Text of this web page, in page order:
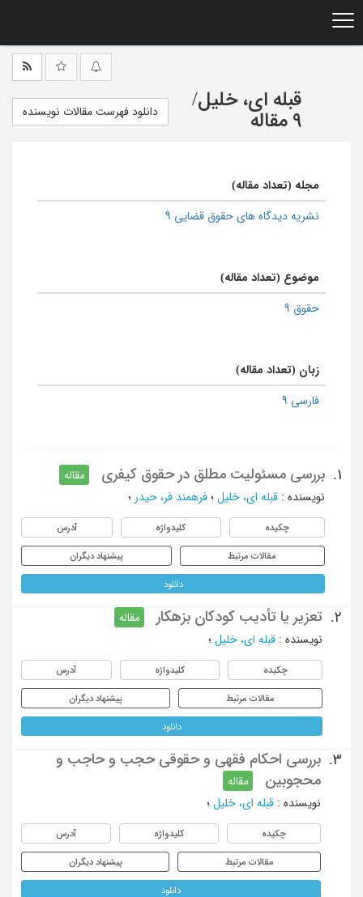
قبله ای، خلیل/
9 مقاله
دانلود فهرست مقالات نویسنده
مجله (تعداد مقاله)
نشریه دیدگاه های حقوق قضایی 9
موضوع (تعداد مقاله)
حقوق 9
زبان (تعداد مقاله)
فارسی 9
1. بررسی مسئولیت مطلق در حقوق کیفری
مقاله
نویسنده : قبله ای، خلیل ؛ فرهمند فر، حیدر ؛
چکیده کلیدواژه آدرس
مقالات مرتبط پیشنهاد دیگران
دانلود
2. تعزیر یا تأدیب کودکان بزهکار
مقاله
نویسنده : قبله ای، خلیل ؛
چکیده کلیدواژه آدرس
مقالات مرتبط پیشنهاد دیگران
دانلود
3.
بررسی احکام فقهی و حقوقی حجب و حاجب و
محجوبین
مقاله
نویسنده : قبله ای، خلیل ؛
چکیده کلیدواژه آدرس
مقالات مرتبط پیشنهاد دیگران
دانلود